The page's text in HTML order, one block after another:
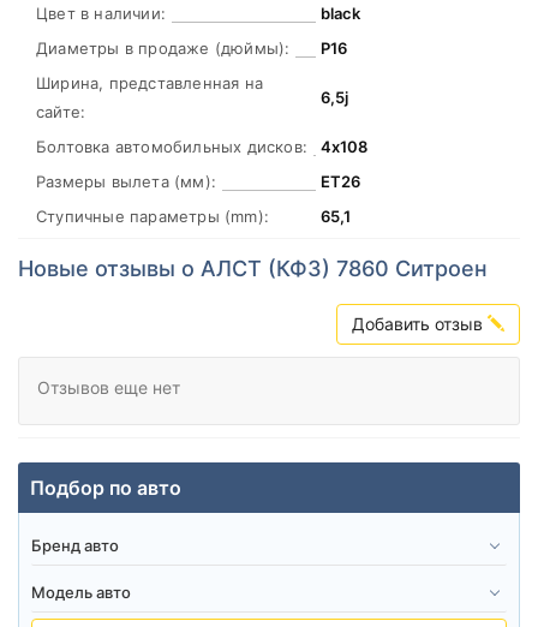
Цвет в наличии:
black
Диаметры в продаже (дюймы):
Р16
Ширина, представленная на
сайте:
6,5j
Болтовка автомобильных дисков:
4х108
Размеры вылета (мм):
ЕТ26
Ступичные параметры (mm):
65,1
Новые отзывы о АЛСТ (КФЗ) 7860 Cитроен
Добавить отзыв
Отзывов еще нет
Подбор по авто